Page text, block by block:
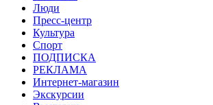
Люди
Пресс-центр
Культура
Спорт
ПОДПИСКА
РЕКЛАМА
Интернет-магазин
Экскурсии